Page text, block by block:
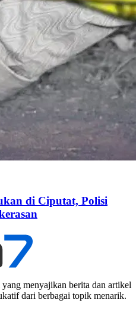
di Ciputat, Polisi
menyajikan berita dan artikel
dari berbagai topik menarik.